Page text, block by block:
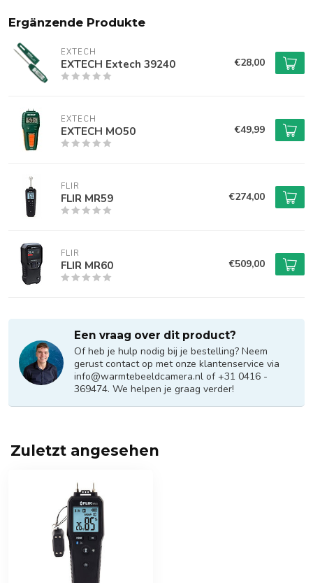
Ergänzende Produkte
EXTECH
EXTECH Extech 39240 €28,00
EXTECH
EXTECH MO50 €49,99
FLIR
FLIR MR59 €274,00
FLIR
FLIR MR60 €509,00
Een vraag over dit product?
Of heb je hulp nodig bij je bestelling? Neem
gerust contact op met onze klantenservice via
info@warmtebeeldcamera.nl of +31 0416 -
369474. We helpen je graag verder!
Zuletzt angesehen